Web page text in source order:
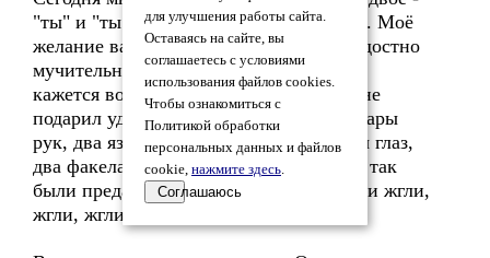
"ты" и "ты" - два неуёмных сексовойна. Моё
желание вас настолько сильно, так сладостно
мучительно, на грани выносимого, что
кажется вовек неутолимым, и сон ... мне
подарил удвоенное "слитно". О... две пары
рук, два языка - твои, твои ... Две пары глаз,
два факела любви... Во мне соединясь, так
были преданы! До полного бессилия... и жгли,
жгли, жгли!
для улучшения работы сайта.
Оставаясь на сайте, вы
соглашаетесь с условиями
использования файлов cookies.
Чтобы ознакомиться с
Политикой обработки
персональных данных и файлов
cookie, нажмите здесь.
Соглашаюсь